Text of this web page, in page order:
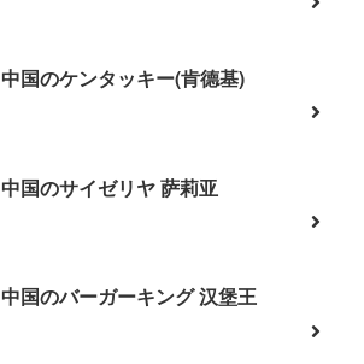
中国のケンタッキー(肯德基)
中国のサイゼリヤ 萨莉亚
中国のバーガーキング 汉堡王